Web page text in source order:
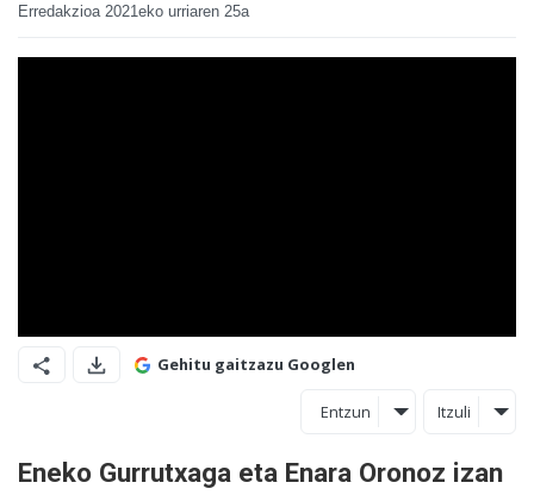
Erredakzioa 2021eko urriaren 25a
Gehitu gaitzazu Googlen
Entzun Itzuli
Eneko Gurrutxaga eta Enara Oronoz izan